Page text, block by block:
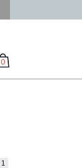
0
1